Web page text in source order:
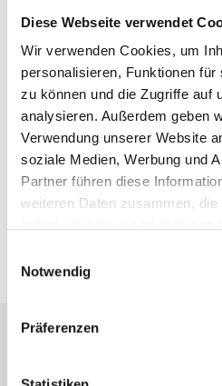
Diese Webseite verwendet
Wir verwenden Cookies, um
personalisieren, Funktionen
zu können und die Zugriffe auf
analysieren. Außerdem geben
Verwendung unserer Website
soziale Medien, Werbung und
Partner führen diese
weiteren Daten zusammen,
Notwendig
Präferenzen
Download
PDF 232 KIB
Mini-Fahrplan
Betreiber
Regiobahn